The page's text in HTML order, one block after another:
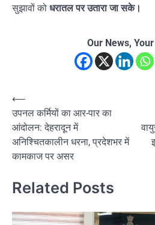
सुझावों को धरातल पर उतारा जा सके।
Our News,
Post
navigation
⟵
उपनल कर्मियों का आर-पार का
आंदोलन: देहरादून में
अनिश्चितकालीन धरना, प्रदेशभर में
कामकाज पर असर
Related Posts